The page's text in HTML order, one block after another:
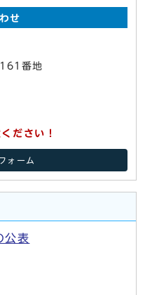
せ
番地
ださい！
ォーム
公表